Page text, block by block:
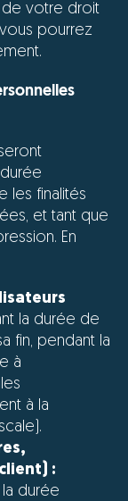
de votre droit
pourrez
les finalités
et tant que
En
la durée de
fin, pendant la
à
à la
:
durée